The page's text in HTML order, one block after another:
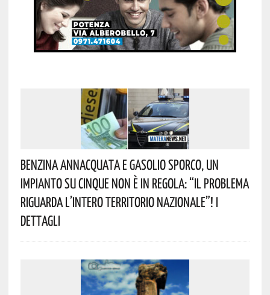
Benzina Annacquata E Gasolio Sporco, Un
Impianto Su Cinque Non È In Regola: “il Problema
Riguarda L’intero Territorio Nazionale”! I
Dettagli